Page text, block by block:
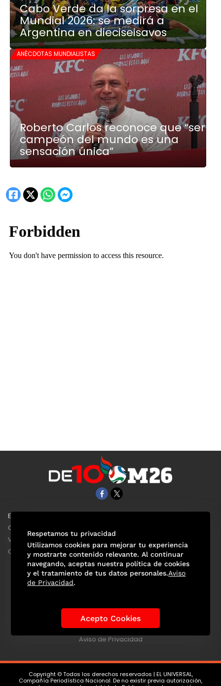
Cabo Verde da la sorpresa en el
Mundial 2026: se medirá a
Argentina en dieciseisavos
ANÉCDOTAS MUNDIALISTAS
Roberto Carlos reconoce que “ser
campeón del mundo es una
sensación única”
EL UNIVERSAL
Clase
ViveUSA
Confabulario
Historia de los Mundiales Lo viral Anécdotas Mundialistas
Las Figuras Tendencias Directorio
Aviso de Privacidad
Copyright © Todos los derechos reservados | EL UNIVERSAL,
Compañía Periodística Nacional. De no existir previa autorización,
Respetamos tu privacidad
Utilizamos cookies para mejorar tu experiencia
y mostrarte contenido relevante. Al continuar
navegando, aceptas nuestra política de cookies
y el tratamiento de tus datos personales.Aviso
de Privacidad.
Acepto Cookies